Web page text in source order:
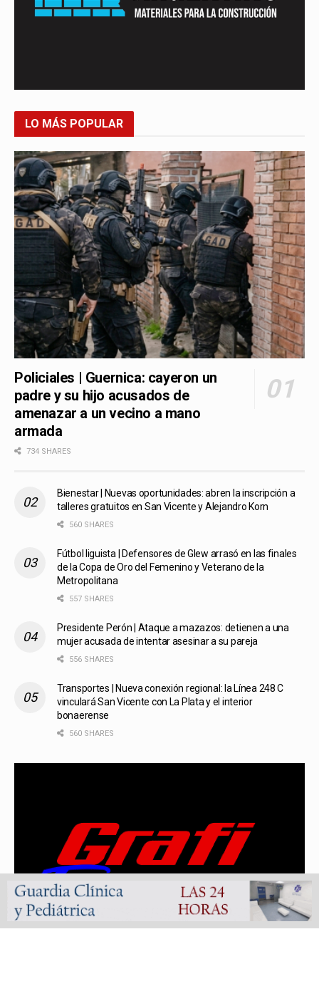
LO MÁS POPULAR
Policiales | Guernica: cayeron un
padre y su hijo acusados de
amenazar a un vecino a mano
armada
734 SHARES
Bienestar | Nuevas oportunidades: abren la inscripción a
talleres gratuitos en San Vicente y Alejandro Korn
560 SHARES
Fútbol liguista | Defensores de Glew arrasó en las finales
de la Copa de Oro del Femenino y Veterano de la
Metropolitana
557 SHARES
Presidente Perón | Ataque a mazazos: detienen a una
mujer acusada de intentar asesinar a su pareja
556 SHARES
Transportes | Nueva conexión regional: la Línea 248 C
vinculará San Vicente con La Plata y el interior
bonaerense
560 SHARES